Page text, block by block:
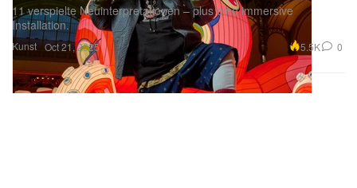
Kunst
11 verspielte Neuinterpretationen – plus eine immersive
Installation.
Oct 21, 2025 5.5K 0